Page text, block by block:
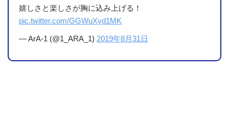
嬉しさと楽しさが胸に込み上げる！
pic.twitter.com/GGWuXyd1MK
— ArA-1 (@1_ARA_1) 2019年8月31日